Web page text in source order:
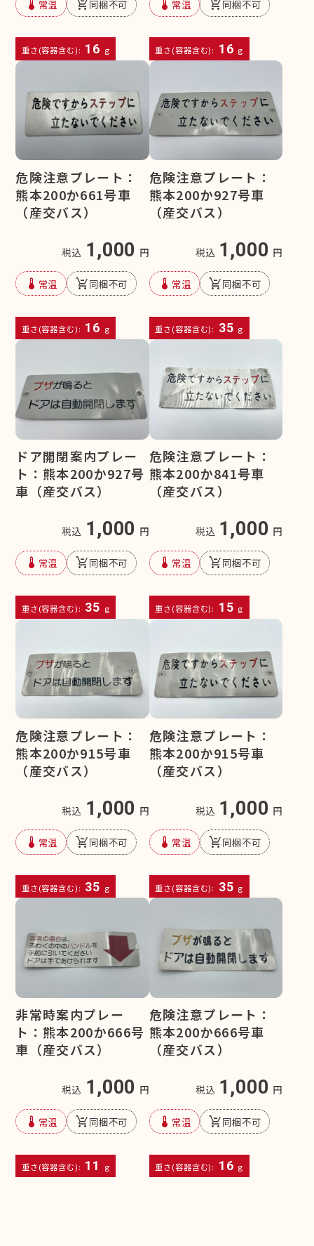
device_thermostat 常温 remove_shopping_cart同梱不可
重さ(容器含む): 16 g
device_thermostat 常温 remove_shopping_cart同梱不可
重さ(容器含む): 16 g
危険注意プレート：
熊本200か661号車
（産交バス）
税込 1,000 円
device_thermostat 常温 remove_shopping_cart同梱不可
重さ(容器含む): 16 g
危険注意プレート：
熊本200か927号車
（産交バス）
税込 1,000 円
device_thermostat 常温 remove_shopping_cart同梱不可
重さ(容器含む): 35 g
ドア開閉案内プレー
ト：熊本200か927号
車（産交バス）
税込 1,000 円
device_thermostat 常温 remove_shopping_cart同梱不可
重さ(容器含む): 35 g
危険注意プレート：
熊本200か841号車
（産交バス）
税込 1,000 円
device_thermostat 常温 remove_shopping_cart同梱不可
重さ(容器含む): 15 g
危険注意プレート：
熊本200か915号車
（産交バス）
税込 1,000 円
device_thermostat 常温 remove_shopping_cart同梱不可
重さ(容器含む): 35 g
危険注意プレート：
熊本200か915号車
（産交バス）
税込 1,000 円
device_thermostat 常温 remove_shopping_cart同梱不可
重さ(容器含む): 35 g
非常時案内プレー
ト：熊本200か666号
車（産交バス）
税込 1,000 円
device_thermostat 常温 remove_shopping_cart同梱不可
重さ(容器含む): 11 g
危険注意プレート：
熊本200か666号車
（産交バス）
税込 1,000 円
device_thermostat 常温 remove_shopping_cart同梱不可
重さ(容器含む): 16 g